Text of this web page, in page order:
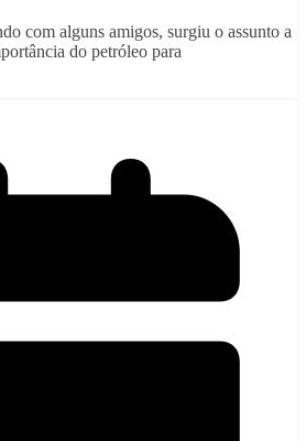
com alguns amigos, surgiu o assunto a
do petróleo para